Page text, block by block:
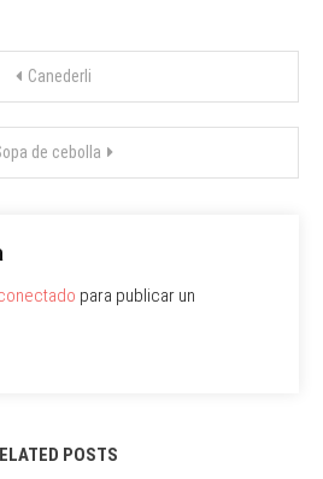
Canederli
de cebolla
para publicar un
POSTS